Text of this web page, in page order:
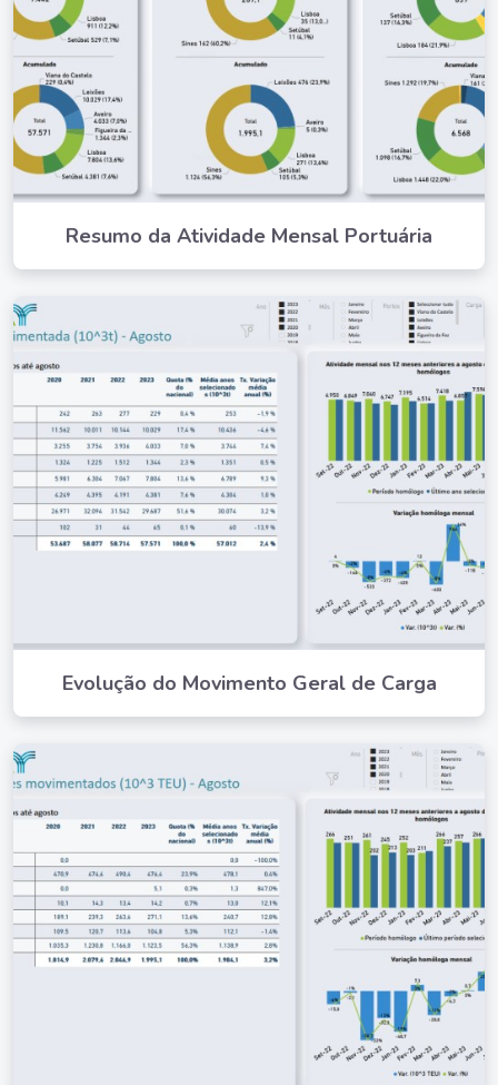
Resumo da Atividade Mensal Portuária
Evolução do Movimento Geral de Carga